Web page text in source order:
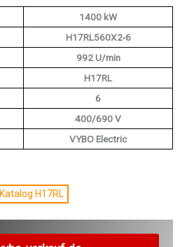
1400 kW
H17RL560X2-6
992 U/min
H17RL
6
400/690 V
VYBO Electric
Katalog H17RL